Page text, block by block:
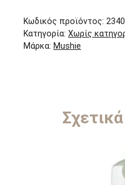
Κωδικός προϊόντος:
Κατηγορία: Χωρίς
Μάρκα: Mushie